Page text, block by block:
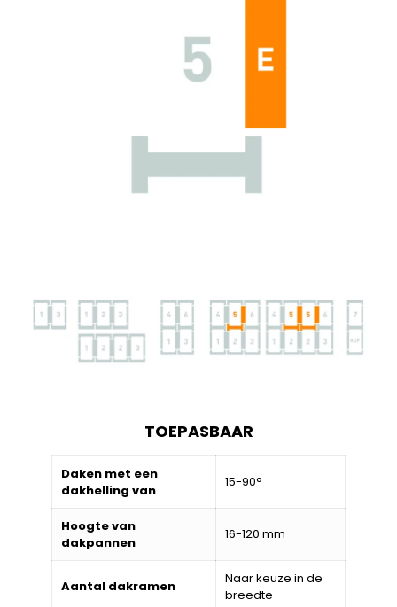
TOEPASBAAR
Daken met een
dakhelling van
15-90°
Hoogte van
dakpannen
16-120 mm
Aantal dakramen
Naar keuze in de
breedte